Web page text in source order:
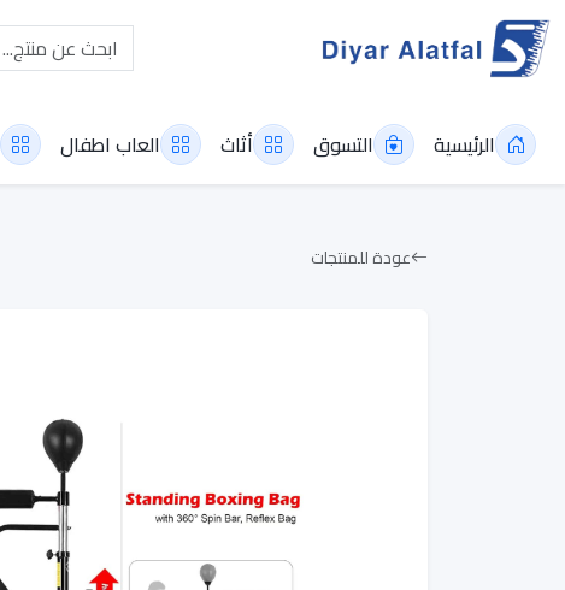
الرئيسية التسوق أثاث العاب اطفال
عودة للمنتجات